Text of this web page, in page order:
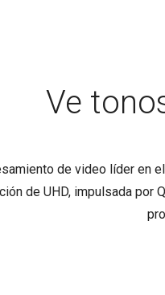
Ve
de video líder en
de UHD, impulsada por